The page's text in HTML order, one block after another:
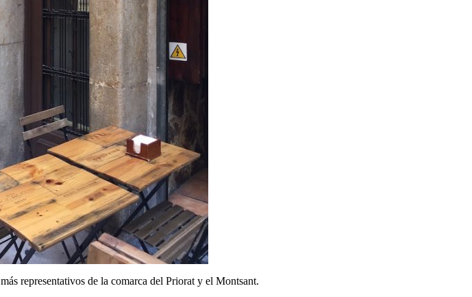
representativos de la comarca del Priorat y el Montsant.